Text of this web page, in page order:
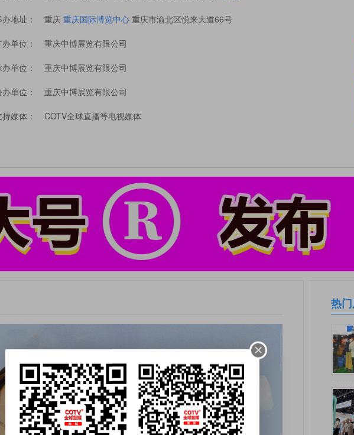
地址： 重庆 重庆国际博览中心 重庆市渝北区悦来大道66号
单位： 重庆中博展览有限公司
单位： 重庆中博展览有限公司
单位： 重庆中博展览有限公司
媒体： COTV全球直播等电视媒体
热